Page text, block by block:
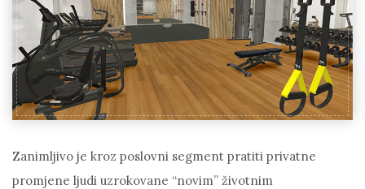
Zanimljivo je kroz poslovni segment pratiti privatne
promjene ljudi uzrokovane “novim” životnim